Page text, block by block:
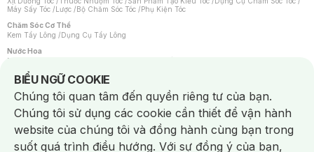
Máy Sấy Tóc /Lược /Bộ Chăm Sóc Tóc /Phụ Kiện Tóc
Chăm Sóc Cơ Thể
Kem Tẩy Lông /Dụng Cụ Tẩy Lông
Nước Hoa
Nước Hoa Nữ
Chăm Sóc Cá Nhân
Chống Muỗi /Khẩu Trang /Máy Massage/Mặt Nạ Xông Hơi /Nước Rửa Tay/
Sản Phẩm Chăm Sóc Khác /Bàn Chải Đánh Răng /Bàn Chải Điện/
Hỗ Trợ Trắng Răng/Kem Đánh Răng /Máy Tăm Nước/ Nước Súc Miệng/
Tăm / Chỉ Nha Khoa/ Xịt Thơm Miệng / Dung Dịch Vệ Sinh/Dưỡng Vùng Kín/
Khăn Ướt Vệ Sinh Vùng Kín/Băng Vệ Sinh/Tampon/Bọt Cạo Râu /Dao Cạo Râu/
Máy Cạo Râu
BIỂU NGỮ COOKIE
Notice about cookies usage
Chúng tôi quan tâm đến quyền riêng tư của bạn.
Chúng tôi sử dụng các cookie cần thiết để vận hành
website của chúng tôi và đồng hành cùng bạn trong
suốt quá trình điều hướng. Với sự đồng ý của bạn,